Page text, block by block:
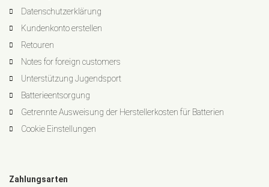
Datenschutzerklärung
Kundenkonto erstellen
Retouren
Notes for foreign customers
Unterstützung Jugendsport
Batterieentsorgung
Getrennte Ausweisung der Herstellerkosten für Batterien
Cookie Einstellungen
Zahlungsarten